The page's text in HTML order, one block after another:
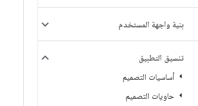
بنية واجهة المستخدم
تنسيق التطبيق
أساسيات التصميم
حاويات التصميم